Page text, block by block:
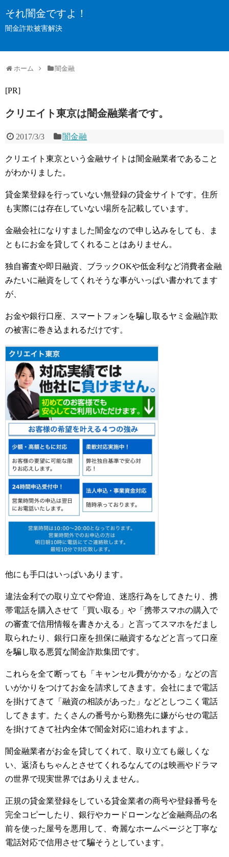
それ闇金ですよ！
闇金詐欺被害解決
ホーム 闇金融
[PR]
クリエイト東京は闇金融業者です。
2017/3/3 闇金融
クリエイト東京という金融サイトは闇金融業者であること
がわかりました。
貸金業登録を行っていない無登録の貸金サイトです。住所
も実際には存在していない場所を記載しています。
金融会社になりすました闇金なので申し込みをしても、ま
ともにお金を貸してくれることはありません。
独自審査や即日融資、ブラックOKや低金利など消費者金融
みたいに融資をしてくれそうな事がいっぱい書かれてます
が、
お金や銀行口座、スマートフォンを騙し取るヤミ金融詐欺
の被害に巻き込まれるだけです。
他にも手口はいっぱいあります。
違法金利での取り立てや脅迫、迷惑行為をしてきたり、携
帯電話を購入させて「買い取る」や「携帯スマホの購入で
の審査で信用情報を書きかえる」と言ってスマホをだまし
取られたり、銀行口座を担保に融資するなどと言って口座
を騙し取る悪質な闇金詐欺集団です。
これらを全て断っても「キャンセル費がかかる」などの言
いがかりをつけてお金を請求してきます。会社にまで電話
を掛けてきて「融資の相談があった」などとしつこく電話
してきます。たくさんの番号から勤務先に嫌がらせの電話
を掛けてきて社内全体で闇金対応に追われますよ。
闇金融業者がお金を貸してくれて、取り立ても厳しくな
い、返済もちゃんとさせてくれるなんてのは映画やドラマ
の世界で現実世界ではありえません。
正規の貸金業登録をしている貸金業者の商号や登録番号を
完全コピーしたり、銀行やカードローンなど金融商品の名
前を使った屋号を悪用して、奇麗なホームページと丁寧な
電話対応で信用させて騙そうとしています。